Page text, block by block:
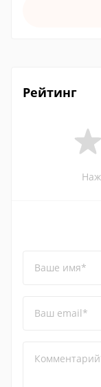
Рейтинг
Ваше имя*
Ваш email*